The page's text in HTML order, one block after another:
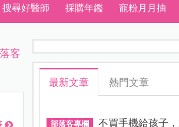
搜尋好醫師 採購年鑑 寵粉月月抽
客
最新文章 熱門文章
部落客專欄 不買手機給孩子，